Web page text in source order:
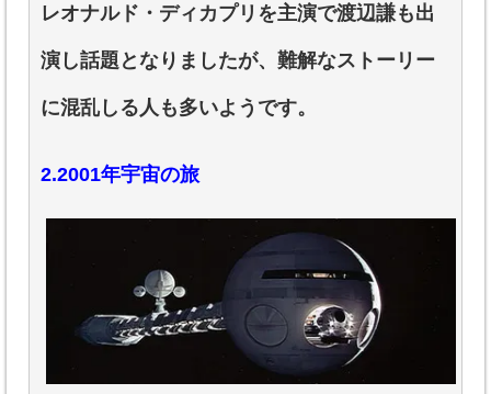
レオナルド・ディカプリを主演で渡辺謙も出
演し話題となりましたが、難解なストーリー
に混乱しる人も多いようです。
2.2001年宇宙の旅